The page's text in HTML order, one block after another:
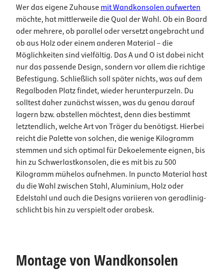
Wer das eigene Zuhausemit Wandkonsolen aufwerten
möchte, hat mittlerweile die Qual der Wahl. Ob ein Board
oder mehrere, ob parallel oder versetzt angebracht und
ob aus Holz oder einem anderen Material – die
Möglichkeiten sind vielfältig. Das A und O ist dabei nicht
nur das passende Design, sondern vor allem die richtige
Befestigung. Schließlich soll später nichts, was auf dem
Regalboden Platz findet, wieder herunterpurzeln. Du
solltest daher zunächst wissen, was du genau darauf
lagern bzw. abstellen möchtest, denn dies bestimmt
letztendlich, welche Art von Träger du benötigst. Hierbei
reicht die Palette von solchen, die wenige Kilogramm
stemmen und sich optimal für Dekoelemente eignen, bis
hin zu Schwerlastkonsolen, die es mit bis zu 500
Kilogramm mühelos aufnehmen. In puncto Material hast
du die Wahl zwischen Stahl, Aluminium, Holz oder
Edelstahl und auch die Designs variieren von geradlinig-
schlicht bis hin zu verspielt oder arabesk.
Montage von Wandkonsolen